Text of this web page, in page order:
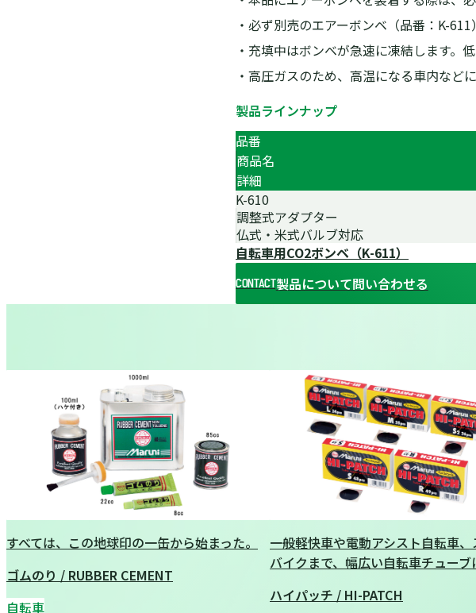
・必ず別売のエアーボンベ（品番：K-611
・充填中はボンベが急速に凍結します。
・高圧ガスのため、高温になる車内など
製品ラインナップ
品番
商品名
詳細
K-610
調整式アダプター
仏式・米式バルブ対応
自転車用CO2ボンベ（K-611）
CONTACT
CONTACT製品について問い合わせる
すべては、この地球印の一缶から始まった。
ゴムのり / RUBBER CEMENT
自転車
一般軽快車や電動アシスト自転車、
バイクまで、幅広い自転車チューブ
ハイパッチ / HI-PATCH